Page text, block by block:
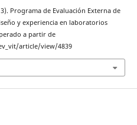
Programa de Evaluación Externa de
y experiencia en laboratorios
a partir de
article/view/4839